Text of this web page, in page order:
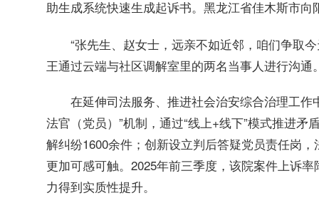
助生成系统快速生成起诉书。黑龙江省佳木斯市向
“张先生、赵女士，远亲不如近邻，咱们争取
王通过云端与社区调解室里的两名当事人进行沟
在延伸司法服务、推进社会治安综合治理工作
法官（党员）”机制，通过“线上+线下”模式推进
解纠纷1600余件；创新设立判后答疑党员责任岗
更加可感可触。2025年前三季度，该院案件上诉
力得到实质性提升。